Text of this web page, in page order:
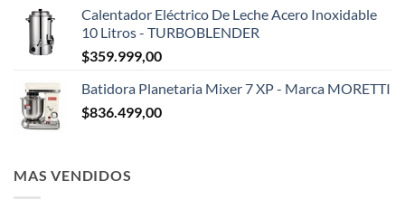
Calentador Eléctrico De Leche Acero Inoxidable
10 Litros - TURBOBLENDER
$359.999,00
Batidora Planetaria Mixer 7 XP - Marca MORETTI
$836.499,00
MAS VENDIDOS